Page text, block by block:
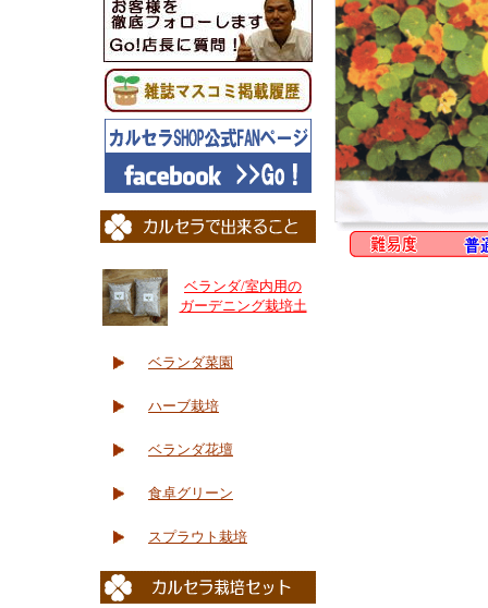
ベランダ/室内用の
ガーデニング栽培土
ベランダ菜園
ハーブ栽培
ベランダ花壇
食卓グリーン
スプラウト栽培